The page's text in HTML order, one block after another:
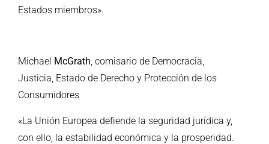
Estados miembros».
Michael McGrath, comisario de Democracia,
Justicia, Estado de Derecho y Protección de los
Consumidores
«La Unión Europea defiende la seguridad jurídica y,
con ello, la estabilidad económica y la prosperidad.